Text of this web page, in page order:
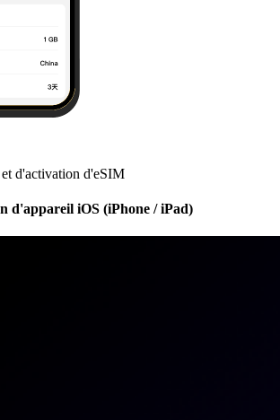
d'activation d'eSIM
d'appareil iOS (iPhone / iPad)